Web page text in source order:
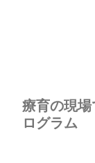
療育の現
ログラム